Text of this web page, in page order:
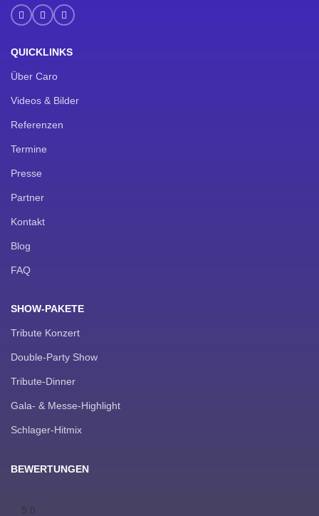
QUICKLINKS
Über Caro
Videos & Bilder
Referenzen
Termine
Presse
Partner
Kontakt
Blog
FAQ
SHOW-PAKETE
Tribute Konzert
Double-Party Show
Tribute-Dinner
Gala- & Messe-Highlight
Schlager-Hitmix
BEWERTUNGEN
5.0